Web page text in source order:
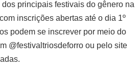
principais festivais do gênero na
inscrições abertas até o dia 1º
podem se inscrever por meio do
@festivaltriosdeforro ou pelo site